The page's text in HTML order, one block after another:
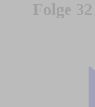
Folge 32